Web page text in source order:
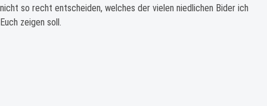
nicht so recht entscheiden, welches der vielen niedlichen Bider ich
Euch zeigen soll.